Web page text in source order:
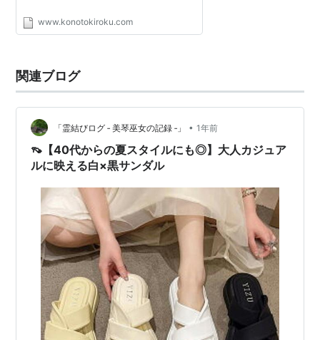
www.konotokiroku.com
関連ブログ
「霊結びログ ‐ 美琴巫女の記録 ‐」 • 1年前
👡【40代からの夏スタイルにも◎】大人カジュア
ルに映える白×黒サンダル